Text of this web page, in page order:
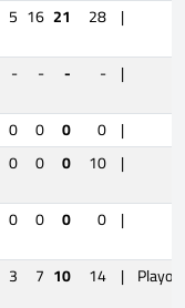
5 16 21 28 |
- - - - |
0 0 0 0 |
0 0 0 10 |
0 0 0 0 |
3 7 10 14 |